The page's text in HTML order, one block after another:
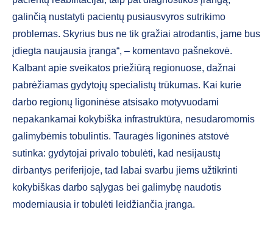
galinčią nustatyti pacientų pusiausvyros sutrikimo
problemas. Skyrius bus ne tik gražiai atrodantis, jame bus
įdiegta naujausia įranga“, – komentavo pašnekovė.
Kalbant apie sveikatos priežiūrą regionuose, dažnai
pabrėžiamas gydytojų specialistų trūkumas. Kai kurie
darbo regionų ligoninėse atsisako motyvuodami
nepakankamai kokybiška infrastruktūra, nesudaromomis
galimybėmis tobulintis. Tauragės ligoninės atstovė
sutinka: gydytojai privalo tobulėti, kad nesijaustų
dirbantys periferijoje, tad labai svarbu jiems užtikrinti
kokybiškas darbo sąlygas bei galimybę naudotis
moderniausia ir tobulėti leidžiančia įranga.